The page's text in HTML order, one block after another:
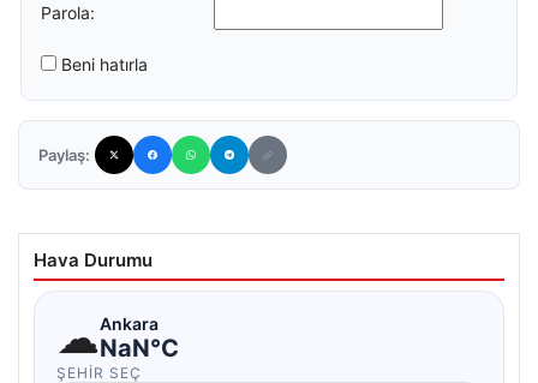
Parola:
Beni hatırla
Paylaş:
Hava Durumu
☁Ankara
NaN°C
ŞEHIR SEÇ